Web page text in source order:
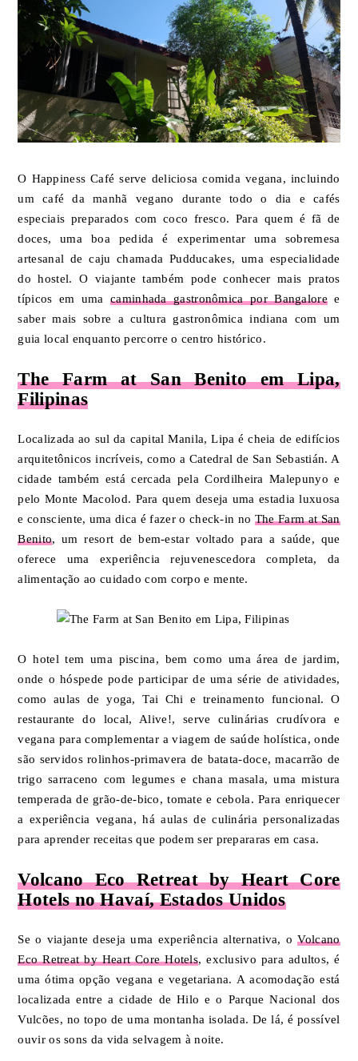
O Happiness Café serve deliciosa comida vegana, incluindo
um café da manhã vegano durante todo o dia e cafés
especiais preparados com coco fresco. Para quem é fã de
doces, uma boa pedida é experimentar uma sobremesa
artesanal de caju chamada Pudducakes, uma especialidade
do hostel. O viajante também pode conhecer mais pratos
típicos em umacaminhada gastronômica por Bangaloree
saber mais sobre a cultura gastronômica indiana com um
guia local enquanto percorre o centro histórico.
The Farm at San Benito em Lipa,
Filipinas
Localizada ao sul da capital Manila, Lipa é cheia de edifícios
arquitetônicos incríveis, como a Catedral de San Sebastián. A
cidade também está cercada pela Cordilheira Malepunyo e
pelo Monte Macolod. Para quem deseja uma estadia luxuosa
e consciente, uma dica é fazer o check-in no The Farm at San
Benito, um resort de bem-estar voltado para a saúde, que
oferece uma experiência rejuvenescedora completa, da
alimentação ao cuidado com corpo e mente.
O hotel tem uma piscina, bem como uma área de jardim,
onde o hóspede pode participar de uma série de atividades,
como aulas de yoga, Tai Chi e treinamento funcional. O
restaurante do local, Alive!, serve culinárias crudívora e
vegana para complementar a viagem de saúde holística, onde
são servidos rolinhos-primavera de batata-doce, macarrão de
trigo sarraceno com legumes e chana masala, uma mistura
temperada de grão-de-bico, tomate e cebola. Para enriquecer
a experiência vegana, há aulas de culinária personalizadas
para aprender receitas que podem ser prepararas em casa.
Volcano Eco Retreat by Heart Core
Hotels no Havaí, Estados Unidos
Se o viajante deseja uma experiência alternativa, oVolcano
Eco Retreat by Heart Core Hotels, exclusivo para adultos, é
uma ótima opção vegana e vegetariana. A acomodação está
localizada entre a cidade de Hilo e o Parque Nacional dos
Vulcões, no topo de uma montanha isolada. De lá, é possível
ouvir os sons da vida selvagem à noite.